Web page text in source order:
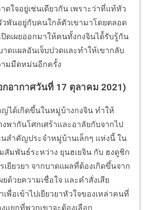
ดใจอยู่เช่นเดียวกัน เพราะว่าที่แท้หัว
พันอยู่กับคนใกล้ตัวเขามาโดยตลอด
ดเผยออกมาให้คนทั้งกงจินได้้รับรู้กัน
าดแผลอันเจ็บปวดและทำให้เขากลับ
ามมืดหม่นอีกครั้ง
กอากาศวันที่ 17 ตุลาคม 2021)
ได้เกิดขึ้นในหมู่บ้างกงจิน ทำให้
พากันโศกเศร้าและอาลัยกับจากไป
สำคัญประจำหมู่บ้านเล็กๆ แห่งนี้ ใน
มพันธ์ระหว่าง ยุนฮเยจิน กับ ฮงดูชิก
เยียวยา จากบาดแผลที่ต้องเกิดขึ้นจาก
ยด้วยความเชื่อใจ และคำสั่งเสีย
พื่อเข้าไปเยียวยาหัวใจของเหล่าคนที่
แยกที่พวกเขาจะต้องเลือก